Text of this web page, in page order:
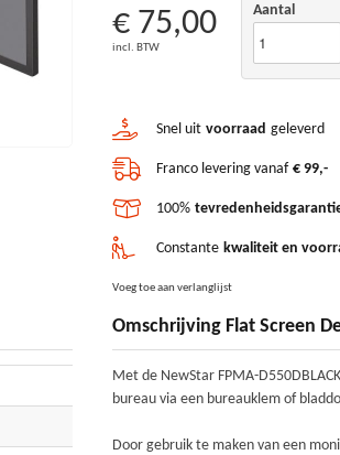
€ 75,00
incl. BTW
Aantal
Snel uit voorraad geleverd
Franco levering vanaf € 99,-
100%
Constante kwaliteit en
Voeg toe aan verlanglijst
Omschrijving Flat Screen
Met de NewStar FPMA-
bureau via een bureauklem of
Door gebruik te maken van een